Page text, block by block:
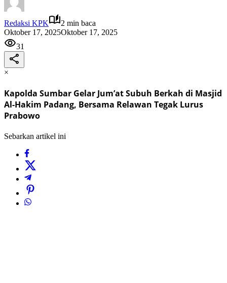
Redaksi KPK
2 min baca
Oktober 17, 2025Oktober 17, 2025
31
×
Kapolda Sumbar Gelar Jum’at Subuh Berkah di Masjid
Al-Hakim Padang, Bersama Relawan Tegak Lurus
Prabowo
Sebarkan artikel ini